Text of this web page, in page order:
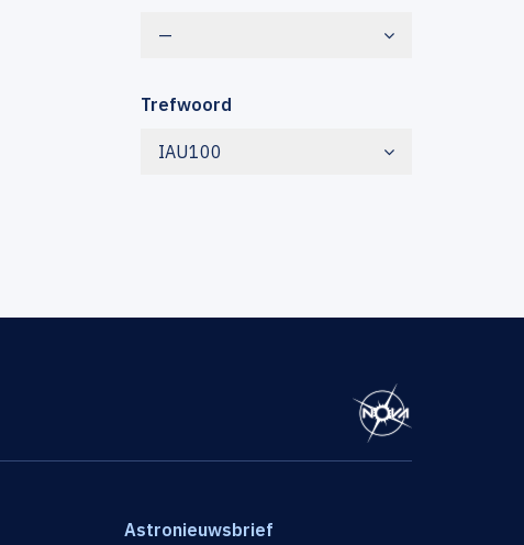
—
Trefwoord
IAU100
Astronieuwsbrief